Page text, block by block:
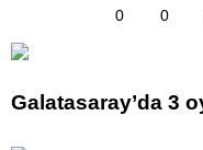
0 0
Galatasaray’da 3